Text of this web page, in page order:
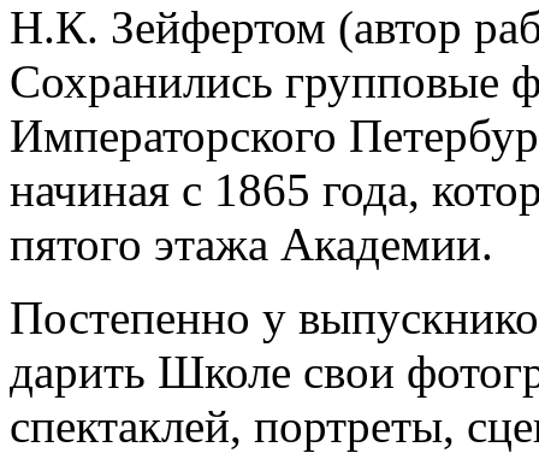
Н.К. Зейфертом (автор
Сохранились групповые
Императорского
начиная с 1865 года,
пятого этажа Академии.
Постепенно у
дарить Школе свои
спектаклей, портреты,